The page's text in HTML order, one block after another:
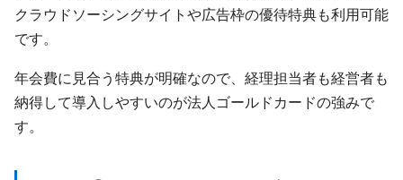
クラウドソーシングサイトや広告枠の優待特典も利用可能
です。
年会費に見合う特典が明確なので、経理担当者も経営者も
納得して導入しやすいのが法人ゴールドカードの強みで
す。